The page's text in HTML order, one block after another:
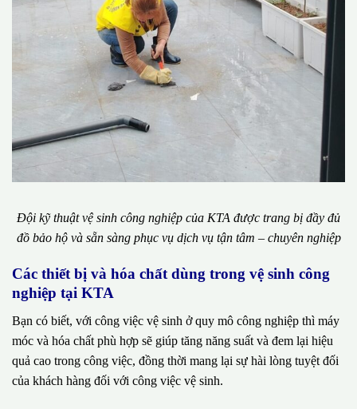
Đội kỹ thuật vệ sinh công nghiệp của KTA được trang bị đầy đủ
đồ bảo hộ và sẵn sàng phục vụ dịch vụ tận tâm – chuyên nghiệp
Các thiết bị và hóa chất dùng trong vệ sinh công
nghiệp tại KTA
Bạn có biết, với công việc vệ sinh ở quy mô công nghiệp thì máy
móc và hóa chất phù hợp sẽ giúp tăng năng suất và đem lại hiệu
quả cao trong công việc, đồng thời mang lại sự hài lòng tuyệt đối
của khách hàng đối với công việc vệ sinh.